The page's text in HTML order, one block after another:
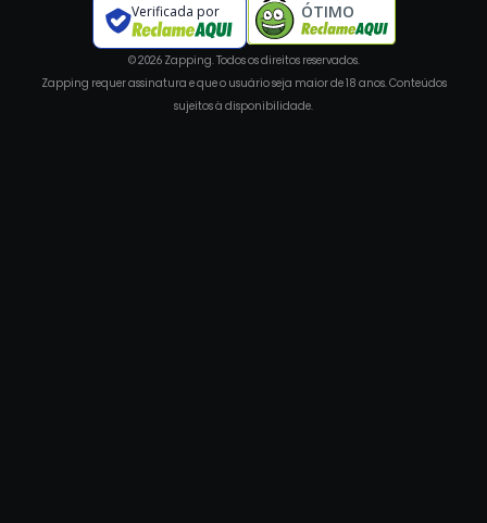
Verificada por ÓTIMO
© 2026 Zapping. Todos os direitos reservados.
Zapping requer assinatura e que o usuário seja maior de 18 anos. Conteúdos
sujeitos à disponibilidade.